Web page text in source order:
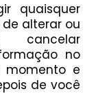
quaisquer
de alterar ou
cancelar
no
momento e
de você